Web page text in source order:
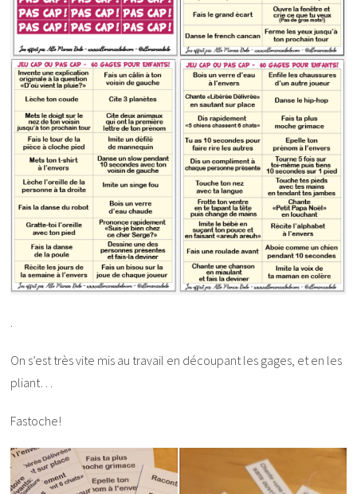
On s’est très vite mis au travail en découpant les gages, et en les
pliant…
Fastoche!